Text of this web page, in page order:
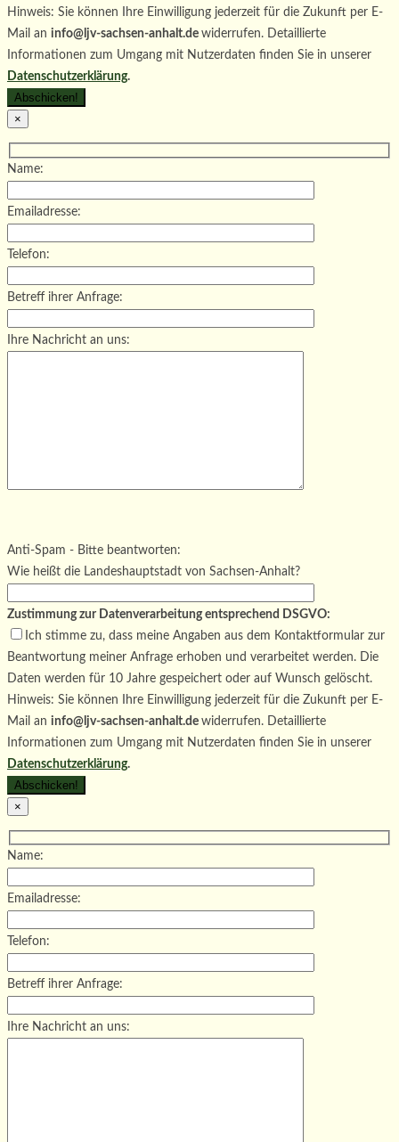
Hinweis: Sie können Ihre Einwilligung jederzeit für die Zukunft per E-
Mail an info@ljv-sachsen-anhalt.de widerrufen. Detaillierte
Informationen zum Umgang mit Nutzerdaten finden Sie in unserer
Datenschutzerklärung.
×
Name:
Emailadresse:
Telefon:
Betreff ihrer Anfrage:
Ihre Nachricht an uns:
Bitte lasse dieses Feld leer.
Anti-Spam - Bitte beantworten:
Wie heißt die Landeshauptstadt von Sachsen-Anhalt?
Zustimmung zur Datenverarbeitung entsprechend DSGVO:
Ich stimme zu, dass meine Angaben aus dem Kontaktformular zur
Beantwortung meiner Anfrage erhoben und verarbeitet werden. Die
Daten werden für 10 Jahre gespeichert oder auf Wunsch gelöscht.
Hinweis: Sie können Ihre Einwilligung jederzeit für die Zukunft per E-
Mail an info@ljv-sachsen-anhalt.de widerrufen. Detaillierte
Informationen zum Umgang mit Nutzerdaten finden Sie in unserer
Datenschutzerklärung.
×
Name:
Emailadresse:
Telefon:
Betreff ihrer Anfrage:
Ihre Nachricht an uns: